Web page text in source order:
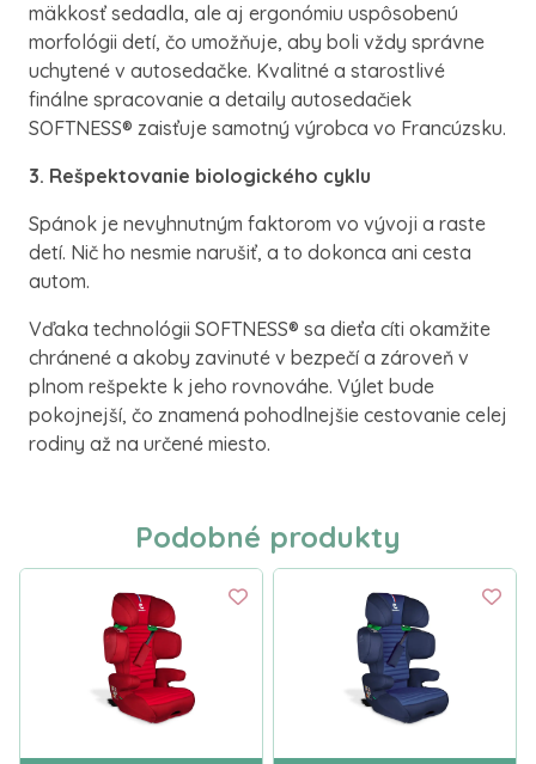
mäkkosť sedadla, ale aj ergonómiu uspôsobenú
morfológii detí, čo umožňuje, aby boli vždy správne
uchytené v autosedačke. Kvalitné a starostlivé
finálne spracovanie a detaily autosedačiek
SOFTNESS® zaisťuje samotný výrobca vo Francúzsku.
3. Rešpektovanie biologického cyklu
Spánok je nevyhnutným faktorom vo vývoji a raste
detí. Nič ho nesmie narušiť, a to dokonca ani cesta
autom.
Vďaka technológii SOFTNESS® sa dieťa cíti okamžite
chránené a akoby zavinuté v bezpečí a zároveň v
plnom rešpekte k jeho rovnováhe. Výlet bude
pokojnejší, čo znamená pohodlnejšie cestovanie celej
rodiny až na určené miesto.
Podobné produkty